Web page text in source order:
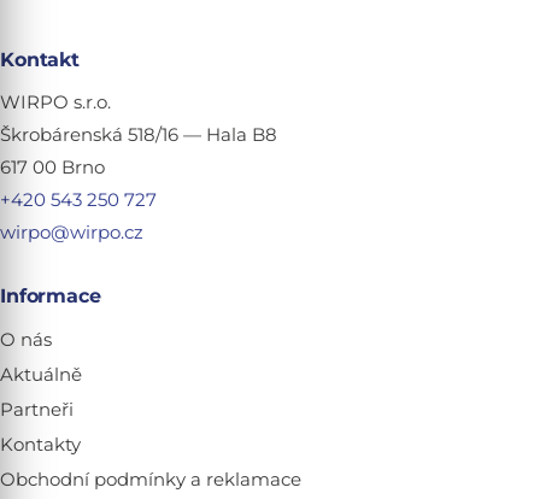
Kontakt
WIRPO s.r.o.
Škrobárenská 518/16 — Hala B8
617 00 Brno
+420 543 250 727
wirpo@wirpo.cz
Informace
O nás
Aktuálně
Partneři
Kontakty
Obchodní podmínky a reklamace